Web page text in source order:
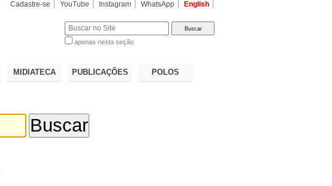
Cadastre-se YouTube Instagram WhatsApp English
apenas nesta seção
MIDIATECA PUBLICAÇÕES POLOS